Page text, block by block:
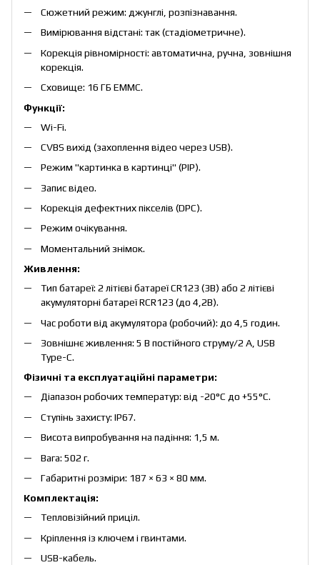
Сюжетний режим: джунглі, розпізнавання.
Вимірювання відстані: так (стадіометричне).
Корекція рівномірності: автоматична, ручна, зовнішня
корекція.
Сховище: 16 ГБ EMMC.
Функції:
Wi-Fi.
CVBS вихід (захоплення відео через USB).
Режим "картинка в картинці" (PIP).
Запис відео.
Корекція дефектних пікселів (DPC).
Режим очікування.
Моментальний знімок.
Живлення:
Тип батареї: 2 літієві батареї CR123 (3В) або 2 літієві
акумуляторні батареї RCR123 (до 4,2В).
Час роботи від акумулятора (робочий): до 4,5 годин.
Зовнішнє живлення: 5 В постійного струму/2 A, USB
Type-C.
Фізичні та експлуатаційні параметри:
Діапазон робочих температур: від -20°C до +55°C.
Ступінь захисту: IP67.
Висота випробування на падіння: 1,5 м.
Вага: 502 г.
Габаритні розміри: 187 × 63 × 80 мм.
Комплектація:
Тепловізійний приціл.
Кріплення із ключем і гвинтами.
USB-кабель.